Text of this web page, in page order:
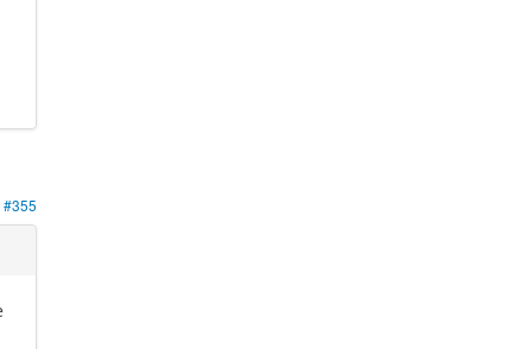
#355